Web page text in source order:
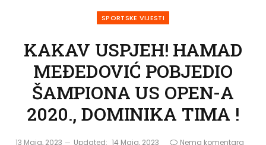
SPORTSKE VIJESTI
KAKAV USPJEH! HAMAD
MEĐEDOVIĆ POBJEDIO
ŠAMPIONA US OPEN-A
2020., DOMINIKA TIMA !
13 Maja, 2023 Updated: 14 Maja, 2023
Nema komentara